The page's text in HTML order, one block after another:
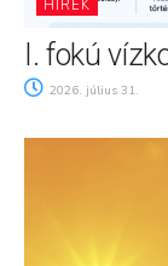
HÍREK
I. fokú
2026. július 31.